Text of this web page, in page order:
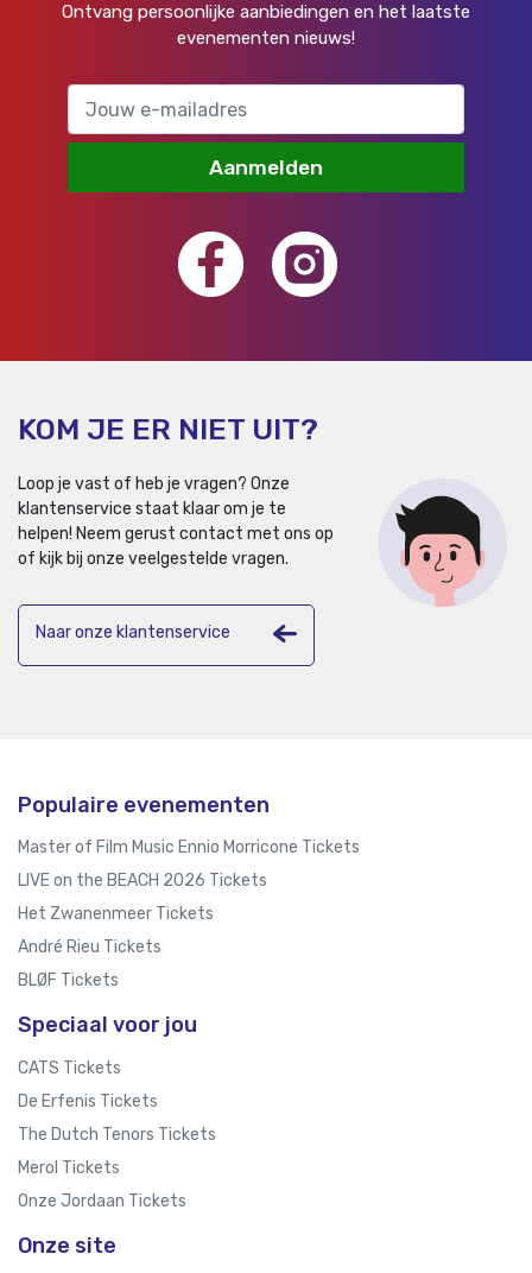
Ontvang persoonlijke aanbiedingen en het laatste
evenementen nieuws!
Aanmelden
KOM JE ER NIET UIT?
Loop je vast of heb je vragen? Onze
klantenservice staat klaar om je te
helpen! Neem gerust contact met ons op
of kijk bij onze veelgestelde vragen.
Naar onze klantenservice
Populaire evenementen
Master of Film Music Ennio Morricone Tickets
LIVE on the BEACH 2026 Tickets
Het Zwanenmeer Tickets
André Rieu Tickets
BLØF Tickets
Speciaal voor jou
CATS Tickets
De Erfenis Tickets
The Dutch Tenors Tickets
Merol Tickets
Onze Jordaan Tickets
Onze site